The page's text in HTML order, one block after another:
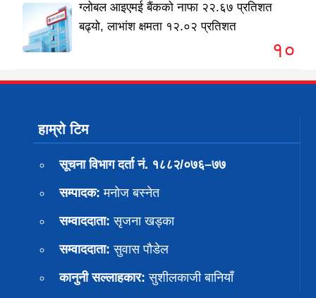
ग्लोबल आइएमई बैंकको नाफा २२.६७ प्रतिशत
बढ्यो, लाभांश क्षमता १२.०२ प्रतिशत
१०
हाम्रो टिम
सूचना विभाग दर्ता नं. १८८२/०७६–७७
सम्पादक: मनोज बस्नेत
सम्वाददाता: सृजना खड्का
सम्वाददाता: सुवास पाैडेल
कानुनी सल्लाहकार: सुशीलकाजी बानियाँ